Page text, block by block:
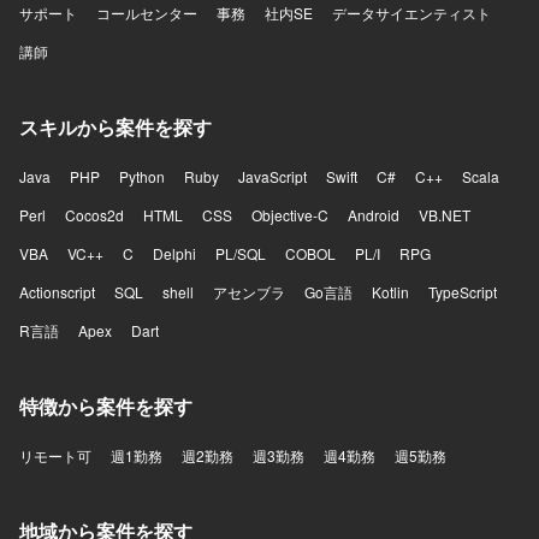
サポート
コールセンター 事務 社内SE
データサイエンティスト
講師
スキルから案件を探す
Java PHP Python Ruby JavaScript Swift C# C++
Scala
Perl
Cocos2d HTML CSS Objective-C Android
VB.NET
VBA
VC++ C Delphi PL/SQL COBOL PL/I
RPG
Actionscript
SQL shell アセンブラ Go言語 Kotlin
TypeScript
R言語
Apex Dart
特徴から案件を探す
リモート可 週1勤務 週2勤務 週3勤務 週4勤務 週5勤務
地域から案件を探す